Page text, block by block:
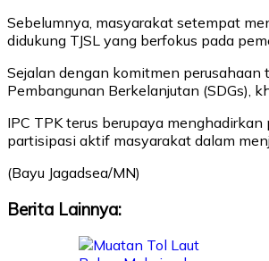
Sebelumnya, masyarakat setempat
didukung TJSL yang berfokus pada
Sejalan dengan komitmen perusahaan
Pembangunan Berkelanjutan (SDGs),
IPC TPK terus berupaya
partisipasi aktif masyarakat dalam
(Bayu Jagadsea/MN)
Berita Lainnya: